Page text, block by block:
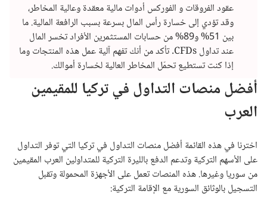
عقود الفروقات و الفوركس أدوات مالية معقدة وعالية المخاطر،
وقد تؤدي إلى خسارة رأس المال بسرعة بسبب الرافعة المالية. ما
بين 51% و89% من حسابات المستثمرين الأفراد تخسر المال
عند تداول CFDs. تأكد من أنك تفهم آلية عمل هذه المنتجات وما
إذا كنت تستطيع تحمّل المخاطر العالية لخسارة أموالك.
أفضل منصات التداول في تركيا للمقيمين
العرب
اخترنا في هذه القائمة أفضل منصات التداول في تركيا التي توفر التداول
على الأسهم التركية وتدعم الدفع بالليرة التركية للمتداولين العرب المقيمين
من سوريا وغيرها. هذه المنصات تعمل على الأجهزة المحمولة وتقبل
التسجيل بالوثائق السورية مع الإقامة التركية: